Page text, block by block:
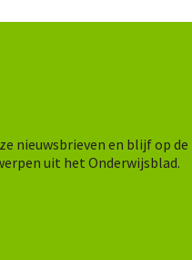
nieuwsbrieven en blijf op
uit het Onderwijsblad.